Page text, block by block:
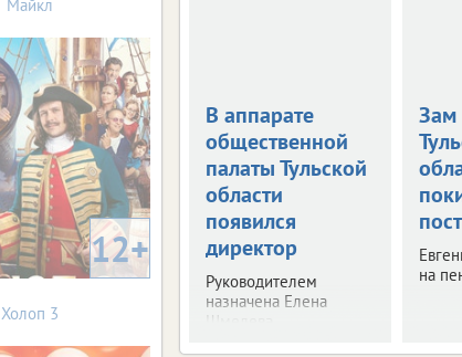
В аппарате
общественной
палаты Тульской
области
появился
директор
Руководителем
назначена Елена
Шмелева.
Зам
пост
на
Майкл
12+
Холоп 3